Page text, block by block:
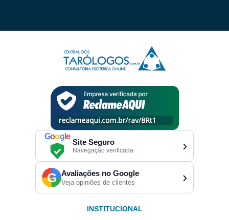
Google
Site Seguro
Navegação verificada ›
G Avaliações no Google
Veja opiniões de clientes ›
INSTITUCIONAL